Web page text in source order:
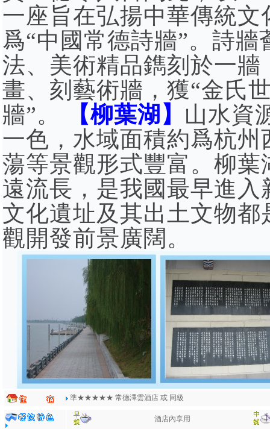
一座旨在弘揚中華傳統
爲“中國常德詩牆”。詩
法、美術精品鐫刻於一
畫、刻藝術牆，獲“金氏
牆”。
【柳葉湖】 山水資
一色，水域面積約爲杭
蕩等景觀形式豐富。柳
遠流長，是我國最早進
文化遺址及其出土文物
觀開發前景廣闊。
準★★★★★ 常德澤雲酒店 或 同級
酒店內享用